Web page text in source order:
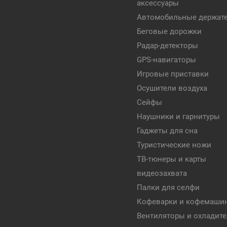
аксессуары
Автомобильные
Беговые дорожки
Радар-детекторы
GPS-навигаторы
Игровые приставки
Осушители воздуха
Сейфы
Наушники и гарнитуры
Гаджеты для сна
Туристические ножи
ТВ-тюнеры и карты
видеозахвата
Палки для селфи
Кофеварки и
Вентиляторы и